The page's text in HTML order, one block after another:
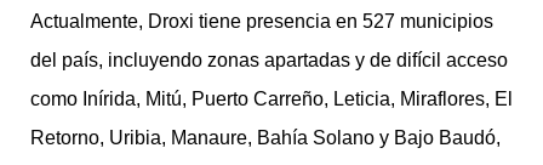
Actualmente, Droxi tiene presencia en 527 municipios
del país, incluyendo zonas apartadas y de difícil acceso
como Inírida, Mitú, Puerto Carreño, Leticia, Miraflores, El
Retorno, Uribia, Manaure, Bahía Solano y Bajo Baudó,